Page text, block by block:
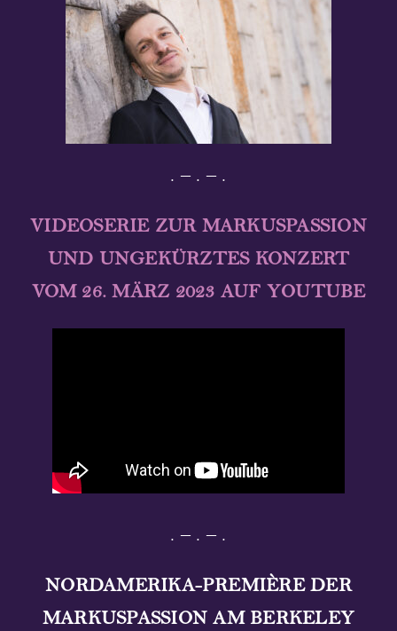
. – . – .
VIDEOSERIE ZUR MARKUSPASSION
UND UNGEKÜRZTES KONZERT
VOM 26. MÄRZ 2023 AUF YOUTUBE
. – . – .
NORDAMERIKA-PREMIÈRE DER
MARKUSPASSION AM BERKELEY